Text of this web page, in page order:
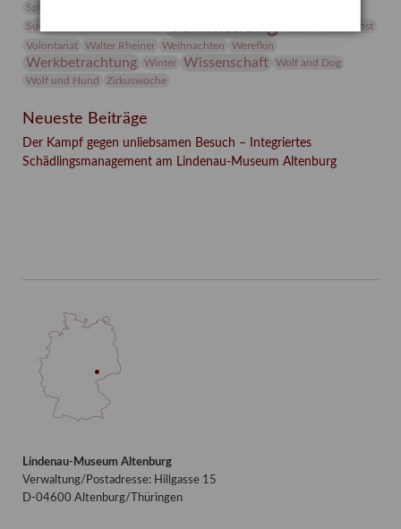
Sphinx
Suermondt-Ludwig-Museum
Vermittlung
Videokunst
Volontariat
Walter Rheiner Weihnachten Werefkin
Werkbetrachtung Winter Wissenschaft
Wolf and Dog
Wolf und Hund
Zirkuswoche
Neueste Beiträge
Der Kampf gegen unliebsamen Besuch – Integriertes
Schädlingsmanagement am Lindenau-Museum Altenburg
Lindenau-Museum Altenburg
Verwaltung/Postadresse: Hillgasse 15
D-04600 Altenburg/Thüringen